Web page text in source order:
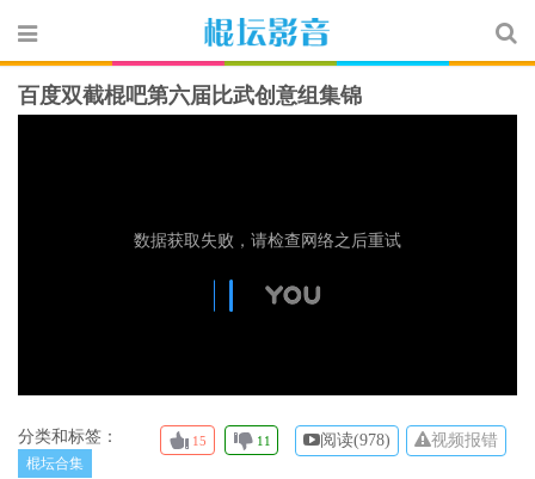
百度双截棍吧第六届比武创意组集锦
15 11 阅读(978) 视频报错
分类和标签：
棍坛合集